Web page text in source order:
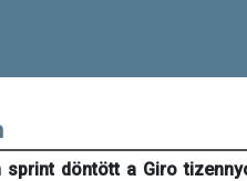
döntött a Giro